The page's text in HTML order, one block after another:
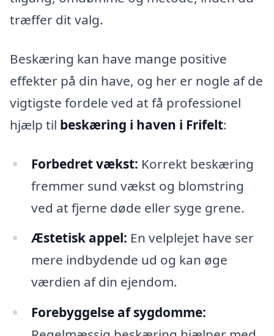
træffer dit valg.
Beskæring kan have mange positive
effekter på din have, og her er nogle af de
vigtigste fordele ved at få professionel
hjælp til beskæring i haven i Frifelt:
Forbedret vækst: Korrekt beskæring
fremmer sund vækst og blomstring
ved at fjerne døde eller syge grene.
Æstetisk appel: En velplejet have ser
mere indbydende ud og kan øge
værdien af din ejendom.
Forebyggelse af sygdomme: